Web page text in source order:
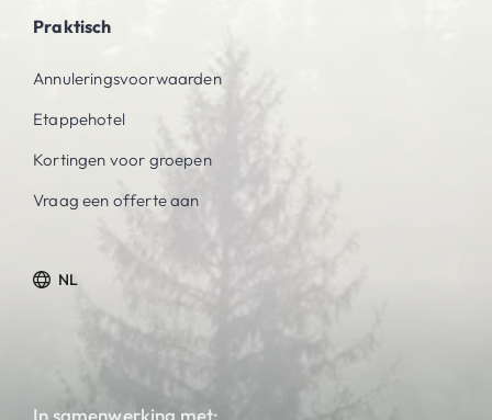
Praktisch
Annuleringsvoorwaarden
Etappehotel
Kortingen voor groepen
Vraag een offerte aan
NL
In samenwerking met: